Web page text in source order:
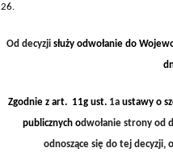
26.
Od decyzjisłuży odwołanie do
Zgodnie z art. 11gust. 1austawyo
publicznychodwołanie strony od
odnoszące się do tej decyzji,